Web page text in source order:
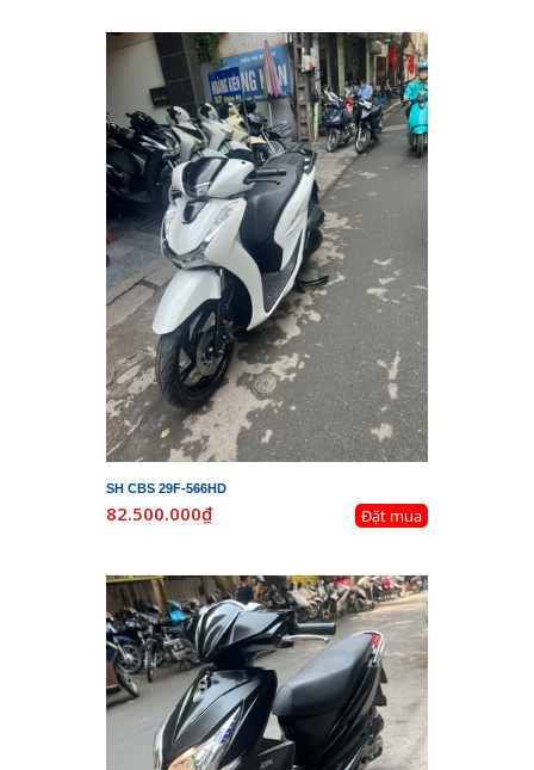
SH CBS 29F-566HD
82.500.000₫ Đặt mua